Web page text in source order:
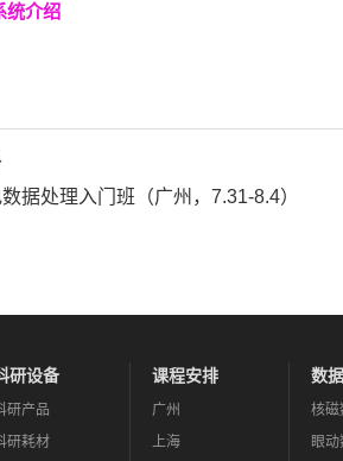
统介绍
据处理入门班（广州，7.31-8.4）
研设备
研产品
研耗材
课程安排
广州
上海
数
核磁
眼